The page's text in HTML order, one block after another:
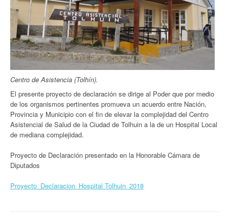
Centro de Asistencia (Tolhín).
El presente proyecto de declaración se dirige al Poder que por medio
de los organismos pertinentes promueva un acuerdo entre Nación,
Provincia y Municipio con el fin de elevar la complejidad del Centro
Asistencial de Salud de la Ciudad de Tolhuin a la de un Hospital Local
de mediana complejidad.
Proyecto de Declaración presentado en la Honorable Cámara de
Diputados
Proyecto_Declaracion_Hospital Tolhuin_2018